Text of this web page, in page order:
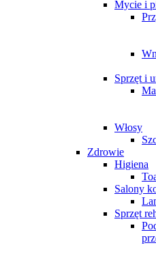
Mycie i
Sprzęt i
Włosy
Zdrowie
Higiena
Salony
Sprzęt